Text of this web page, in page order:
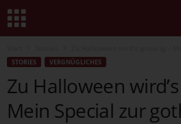
STORIES VERGNÜGLICHES
Zu Halloween
Mein Special zur